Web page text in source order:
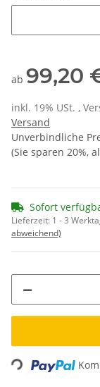
ab 99,20
inkl. 19% USt. ,
Versand
Unverbindliche
(Sie sparen 20%,
Sofort
Lieferzeit: 1 - 3
abweichend)
Loading...